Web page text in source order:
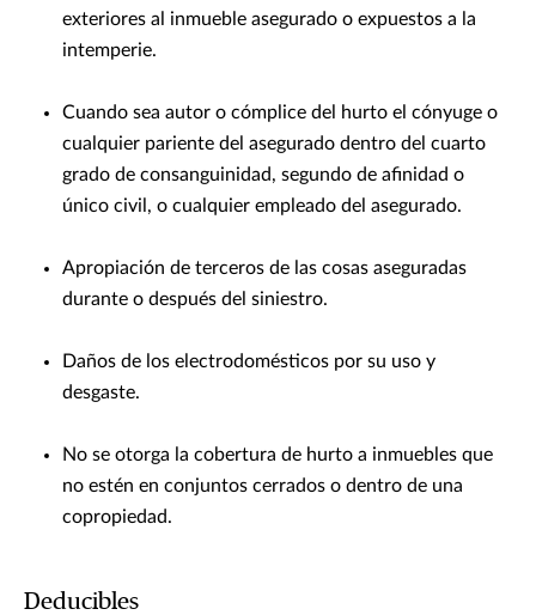
exteriores al inmueble asegurado o expuestos a la
intemperie.
Cuando sea autor o cómplice del hurto el cónyuge o
cualquier pariente del asegurado dentro del cuarto
grado de consanguinidad, segundo de afinidad o
único civil, o cualquier empleado del asegurado.
Apropiación de terceros de las cosas aseguradas
durante o después del siniestro.
Daños de los electrodomésticos por su uso y
desgaste.
No se otorga la cobertura de hurto a inmuebles que
no estén en conjuntos cerrados o dentro de una
copropiedad.
Deducibles